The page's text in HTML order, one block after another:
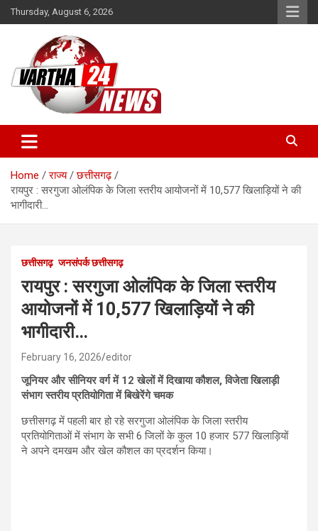
Skip
to
Thursday, August 6, 2026
Vartha 24
Home राज्य
छत्तीसगढ़
रायपुर : सरगुजा ओलंपिक के जिला स्तरीय आयोजनों में 10,577 खिलाड़ियों ने की
भागीदारी…
छत्तीसगढ़ जनसंपर्क छत्तीसगढ़
रायपुर : सरगुजा ओलंपिक के जिला स्तरीय
आयोजनों में 10,577 खिलाड़ियों ने की
भागीदारी…
February 16, 2026 editor
जूनियर और सीनियर वर्ग में 12 खेलों में दिखाया कौशल, विजेता खिलाड़ी
संभाग स्तरीय प्रतियोगिता में बिखेरेंगे चमक
छत्तीसगढ़ में पहली बार हो रहे सरगुजा ओलंपिक के जिला स्तरीय
प्रतियोगिताओं में संभाग के सभी 6 जिलों के कुल 10 हजार 577 खिलाड़ियों
ने अपने दमखम और खेल कौशल का प्रदर्शन किया।